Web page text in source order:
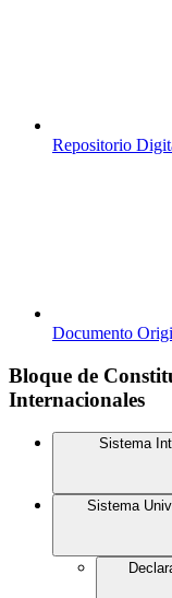
Repositorio
Documento
Bloque de
Internacionales
Sistema
Sistema